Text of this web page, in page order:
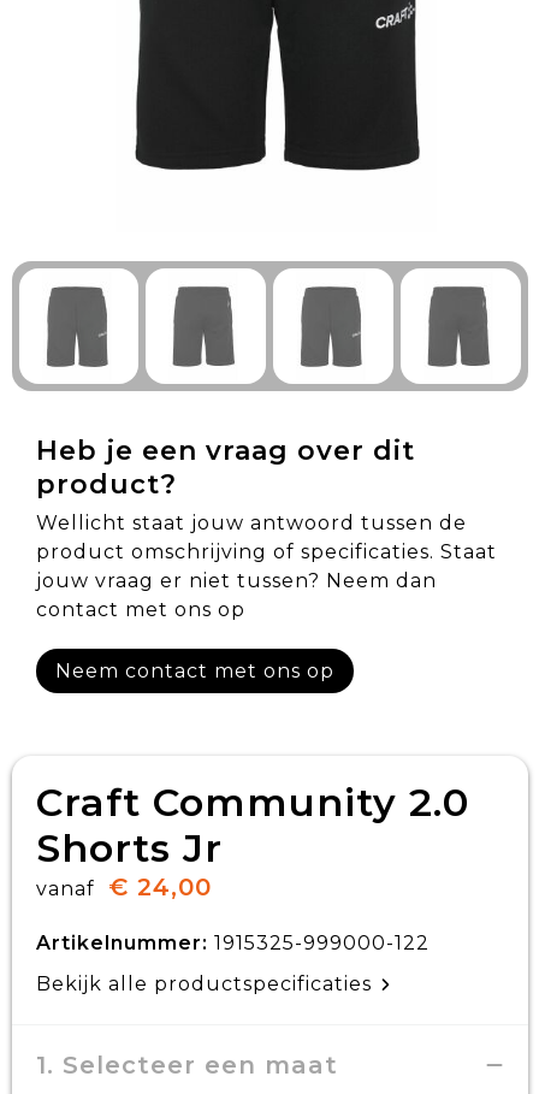
Technologie & Gadgets
Outdoor & Vrije tijd
Pennen & Schrijfwaren
Gezondheid & Welzijn
Eten & Drinken
Heb je een vraag over dit
product?
Wellicht staat jouw antwoord tussen de
product omschrijving of specificaties. Staat
jouw vraag er niet tussen? Neem dan
contact met ons op
Neem contact met ons op
Craft Community 2.0
Shorts Jr
vanaf € 24,00
Artikelnummer: 1915325-999000-122
Bekijk alle productspecificaties
1. Selecteer een maat